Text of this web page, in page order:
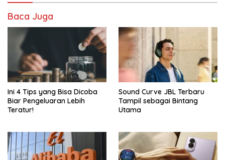
Baca Juga
Ini 4 Tips yang Bisa Dicoba
Biar Pengeluaran Lebih
Teratur!
Sound Curve JBL Terbaru
Tampil sebagai Bintang
Utama